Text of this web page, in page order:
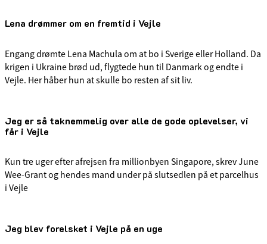
Lena drømmer om en fremtid i Vejle
Engang drømte Lena Machula om at bo i Sverige eller Holland. Da
krigen i Ukraine brød ud, flygtede hun til Danmark og endte i
Vejle. Her håber hun at skulle bo resten af sit liv.
Jeg er så taknemmelig over alle de gode oplevelser, vi
får i Vejle
Kun tre uger efter afrejsen fra millionbyen Singapore, skrev June
Wee-Grant og hendes mand under på slutsedlen på et parcelhus
i Vejle
Jeg blev forelsket i Vejle på en uge